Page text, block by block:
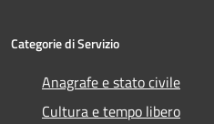
Categorie di Servizio
Anagrafe e stato civile
Cultura e tempo libero